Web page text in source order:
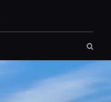
ボ
ク